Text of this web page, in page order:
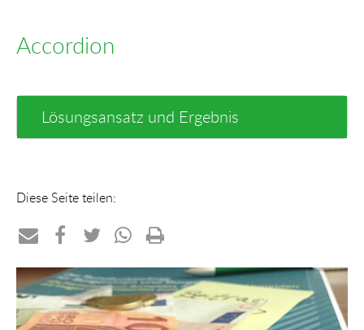
Accordion
Lösungsansatz und Ergebnis
Diese Seite teilen:
per
E-
auf
Facebook
auf
Twitter
per
WhatsApp